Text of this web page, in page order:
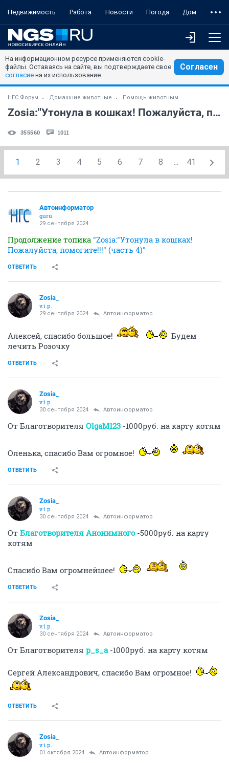
Недвижимость Работа Новости Погода Дом
На информационном ресурсе применяются cookie-
файлы. Оставаясь на сайте, вы подтверждаете свое
согласие на их использование.
Согласен
НГС.Форум Домашние животные Помощь животным
Zosia:"Утонула в кошках! Пожалуйста, помогите!!!" (часть 5)
355560 1011
1 2 3 4 5 6 7 8 ... 41
Автоинформатор
guru
29 сентября 2024
Продолжение топика "Zosia:"Утонула в кошках!
Пожалуйста, помогите!!!" (часть 4)"
ОТВЕТИТЬ
Zosia_
v.i.p.
29 сентября 2024 Автоинформатор
Алексей, спасибо большое!
Будем
лечить Розочку
ОТВЕТИТЬ
Zosia_
v.i.p.
30 сентября 2024 Автоинформатор
От Благотворителя OlgaM123 -1000руб. на карту котям
Оленька, спасибо Вам огромное!
ОТВЕТИТЬ
Zosia_
v.i.p.
30 сентября 2024 Автоинформатор
От Благотворителя Анонимного -5000руб. на карту
котям
Спасибо Вам огромнейшее!
ОТВЕТИТЬ
Zosia_
v.i.p.
30 сентября 2024 Автоинформатор
От Благотворителя p_s_a -1000руб. на карту котям
Сергей Александрович, спасибо Вам огромное!
ОТВЕТИТЬ
Zosia_
v.i.p.
01 октября 2024 Автоинформатор